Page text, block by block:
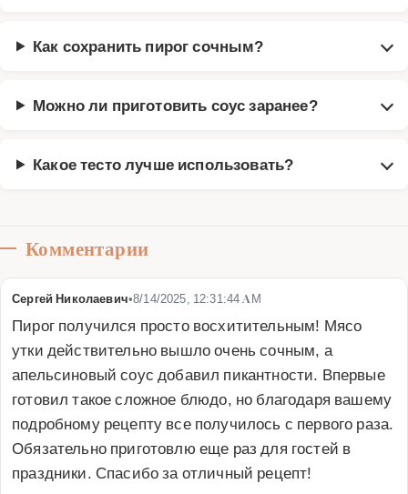
Как сохранить пирог сочным?
Можно ли приготовить соус заранее?
Какое тесто лучше использовать?
Комментарии
Сергей Николаевич•8/14/2025, 12:31:44 AM
Пирог получился просто восхитительным! Мясо
утки действительно вышло очень сочным, а
апельсиновый соус добавил пикантности. Впервые
готовил такое сложное блюдо, но благодаря вашему
подробному рецепту все получилось с первого раза.
Обязательно приготовлю еще раз для гостей в
праздники. Спасибо за отличный рецепт!